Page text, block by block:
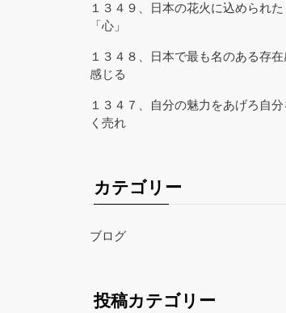
１３４９、日本の花火に込められた
「心」
１３４８、日本で最も名のある存在
感じる
１３４７、自分の魅力をあげろ自分
く売れ
カテゴリー
ブログ
投稿カテゴリー